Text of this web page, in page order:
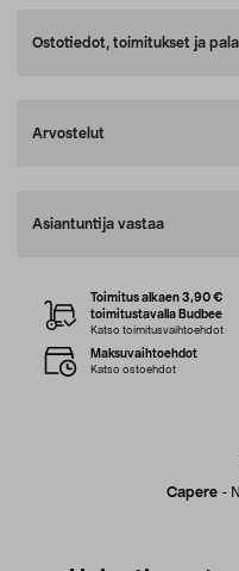
Ostotiedot, toimitukset ja
Arvostelut
Asiantuntija vastaa
Capere -
Toimitus alkaen 3,90 €
toimitustavalla Budbee
Katso toimitusvaihtoehdot
Maksuvaihtoehdot
Katso ostoehdot